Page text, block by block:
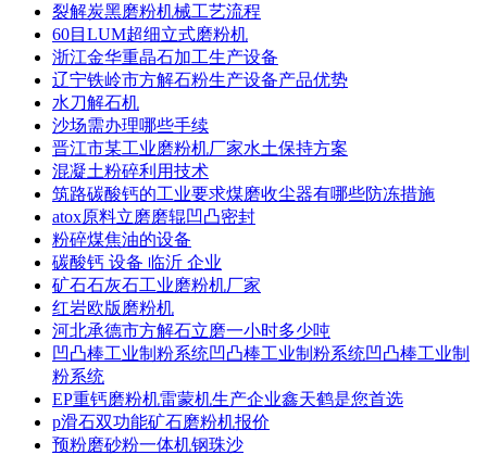
裂解炭黑磨粉机械工艺流程
60目LUM超细立式磨粉机
浙江金华重晶石加工生产设备
辽宁铁岭市方解石粉生产设备产品优势
水刀解石机
沙场需办理哪些手续
晋江市某工业磨粉机厂家水土保持方案
混凝土粉碎利用技术
筑路碳酸钙的工业要求煤磨收尘器有哪些防冻措施
atox原料立磨磨辊凹凸密封
粉碎煤焦油的设备
碳酸钙 设备 临沂 企业
矿石石灰石工业磨粉机厂家
红岩欧版磨粉机
河北承德市方解石立磨一小时多少吨
凹凸棒工业制粉系统凹凸棒工业制粉系统凹凸棒工业制
粉系统
EP重钙磨粉机雷蒙机生产企业鑫天鹤是您首选
p滑石双功能矿石磨粉机报价
预粉磨砂粉一体机钢珠沙